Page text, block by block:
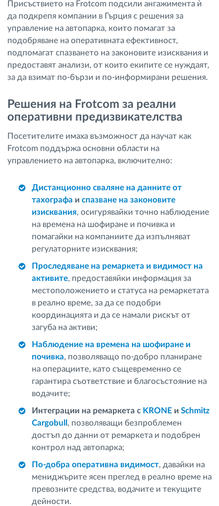
Присъствието на Frotcom подсили ангажимента ѝ
да подкрепя компании в Гърция с решения за
управление на автопарка, които помагат за
подобряване на оперативната ефективност,
подпомагат спазването на законовите изисквания и
предоставят анализи, от които екипите се нуждаят,
за да взимат по-бързи и по-информирани решения.
Решения на Frotcom за реални
оперативни предизвикателства
Посетителите имаха възможност да научат как
Frotcom поддържа основни области на
управлението на автопарка, включително:
Дистанционно сваляне на данните от
тахографа и спазване на законовите
изисквания, осигурявайки точно наблюдение
на времена на шофиране и почивка и
помагайки на компаниите да изпълняват
регулаторните изисквания;
Проследяване на ремаркета и видимост на
активите, предоставяйки информация за
местоположението и статуса на ремаркетата
в реално време, за да се подобри
координацията и да се намали рискът от
загуба на активи;
Наблюдение на времена на шофиране и
почивка, позволяващо по-добро планиране
на операциите, като същевременно се
гарантира съответствие и благосъстояние на
водачите;
Интеграции на ремаркета с KRONE и Schmitz
Cargobull , позволяващи безпроблемен
достъп до данни от ремаркета и подобрен
контрол над автопарка;
По-добра оперативна видимост, давайки на
мениджърите ясен преглед в реално време на
превозните средства, водачите и текущите
дейности.